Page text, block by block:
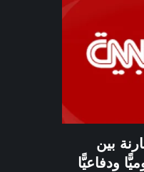
بين
ودفاعيًّا